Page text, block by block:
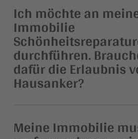
Ich möchte an
Immobilie
durchführen.
dafür die Erlaubnis
Hausanker?
Meine Immobilie